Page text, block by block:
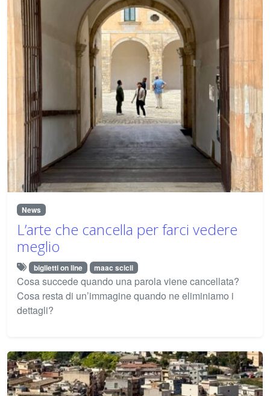
News
L’arte che cancella per farci vedere
meglio
biglietti on line maac scicli
Cosa succede quando una parola viene cancellata?
Cosa resta di un’immagine quando ne eliminiamo i
dettagli?